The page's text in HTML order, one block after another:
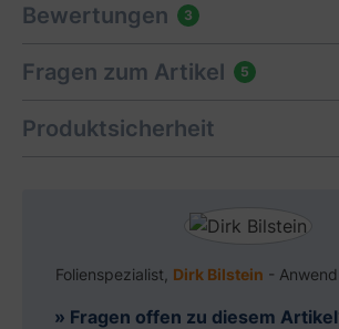
Bewertungen 3
Fragen zum Artikel 5
Produktsicherheit
Folienspezialist, Dirk Bilstein -
» Fragen offen zu diesem